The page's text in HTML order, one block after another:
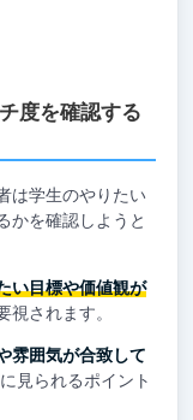
度を確認する
は学生のやりたい
かを確認しようと
い目標や価値観が
視されます。
雰囲気が合致して
見られるポイント